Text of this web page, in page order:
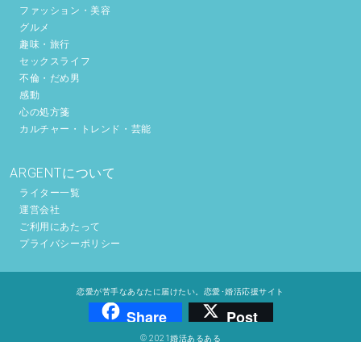
ファッション・美容
グルメ
趣味・旅行
セックスライフ
不倫・だめ男
感動
心の処方箋
カルチャー・トレンド・芸能
ARGENTについて
ライター一覧
運営会社
ご利用にあたって
プライバシーポリシー
恋愛が苦手なあなたに届けたい。恋愛･婚活応援サイト
Share Post
© 2021婚活あるある